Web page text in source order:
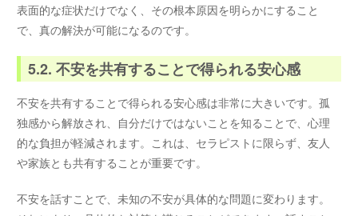
表面的な症状だけでなく、その根本原因を明らかにすること
で、真の解決が可能になるのです。
5.2. 不安を共有することで得られる安心感
不安を共有することで得られる安心感は非常に大きいです。孤
独感から解放され、自分だけではないことを知ることで、心理
的な負担が軽減されます。これは、セラピストに限らず、友人
や家族とも共有することが重要です。
不安を話すことで、未知の不安が具体的な問題に変わります。